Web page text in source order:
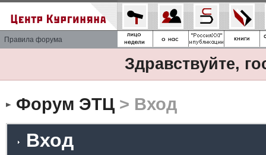
Правила форума
Здравствуйте,
Форум ЭТЦ> Вход
Вход